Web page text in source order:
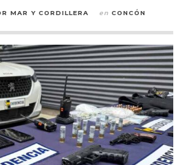
MAR Y CORDILLERA en CONCÓN